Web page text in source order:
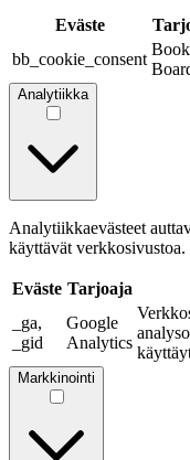
Eväste
bb_cookie_consent
Analytiikka
Analytiikkaevästeet
käyttävät verkkosivustoa.
Eväste Tarjoaja
_ga,
_gid
Google
Analytics
Markkinointi